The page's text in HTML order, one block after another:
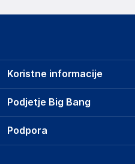
Podjetje Big Bang
O podjetju
Koristne informacije
Prodajna mesta
Storitve
Dostava, vnos in odvoz
Podpora